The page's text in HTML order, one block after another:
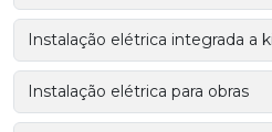
Instalação elétrica integrada a
Instalação elétrica para obras